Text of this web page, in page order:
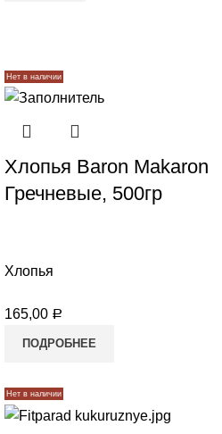
Нет в наличии
Хлопья Baron Makaron
Гречневые, 500гр
Хлопья
165,00 Р
ПОДРОБНЕЕ
Нет в наличии